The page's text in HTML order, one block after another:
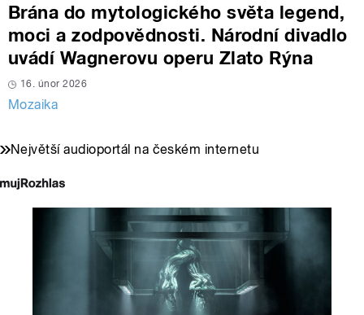
Brána do mytologického světa legend,
moci a zodpovědnosti. Národní divadlo
uvádí Wagnerovu operu Zlato Rýna
16. únor 2026
Mozaika
Největší audioportál na českém internetu